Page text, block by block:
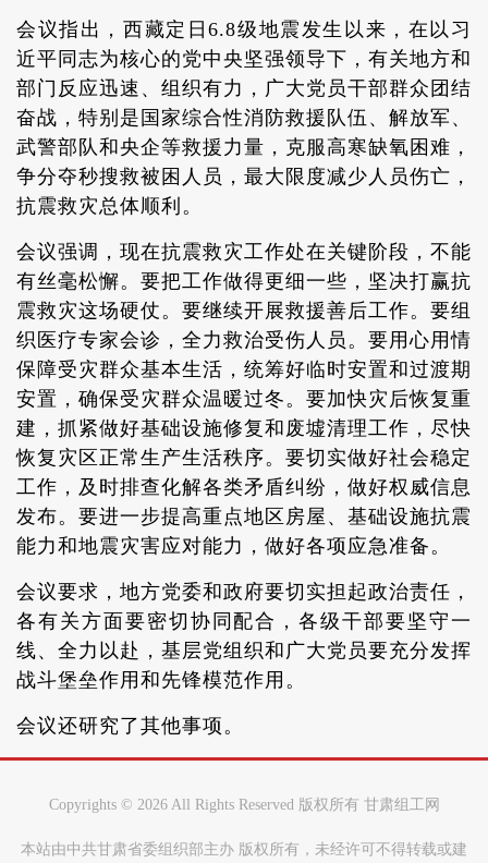
会议指出，西藏定日6.8级地震发生以来，在以习
近平同志为核心的党中央坚强领导下，有关地方和
部门反应迅速、组织有力，广大党员干部群众团结
奋战，特别是国家综合性消防救援队伍、解放军、
武警部队和央企等救援力量，克服高寒缺氧困难，
争分夺秒搜救被困人员，最大限度减少人员伤亡，
抗震救灾总体顺利。
会议强调，现在抗震救灾工作处在关键阶段，不能
有丝毫松懈。要把工作做得更细一些，坚决打赢抗
震救灾这场硬仗。要继续开展救援善后工作。要组
织医疗专家会诊，全力救治受伤人员。要用心用情
保障受灾群众基本生活，统筹好临时安置和过渡期
安置，确保受灾群众温暖过冬。要加快灾后恢复重
建，抓紧做好基础设施修复和废墟清理工作，尽快
恢复灾区正常生产生活秩序。要切实做好社会稳定
工作，及时排查化解各类矛盾纠纷，做好权威信息
发布。要进一步提高重点地区房屋、基础设施抗震
能力和地震灾害应对能力，做好各项应急准备。
会议要求，地方党委和政府要切实担起政治责任，
各有关方面要密切协同配合，各级干部要坚守一
线、全力以赴，基层党组织和广大党员要充分发挥
战斗堡垒作用和先锋模范作用。
会议还研究了其他事项。
Copyrights © 2026 All Rights Reserved 版权所有 甘肃组工网
本站由中共甘肃省委组织部主办 版权所有，未经许可不得转载或建